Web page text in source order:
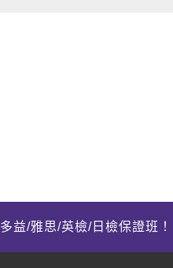
多益/雅思/英檢/日檢保證班！